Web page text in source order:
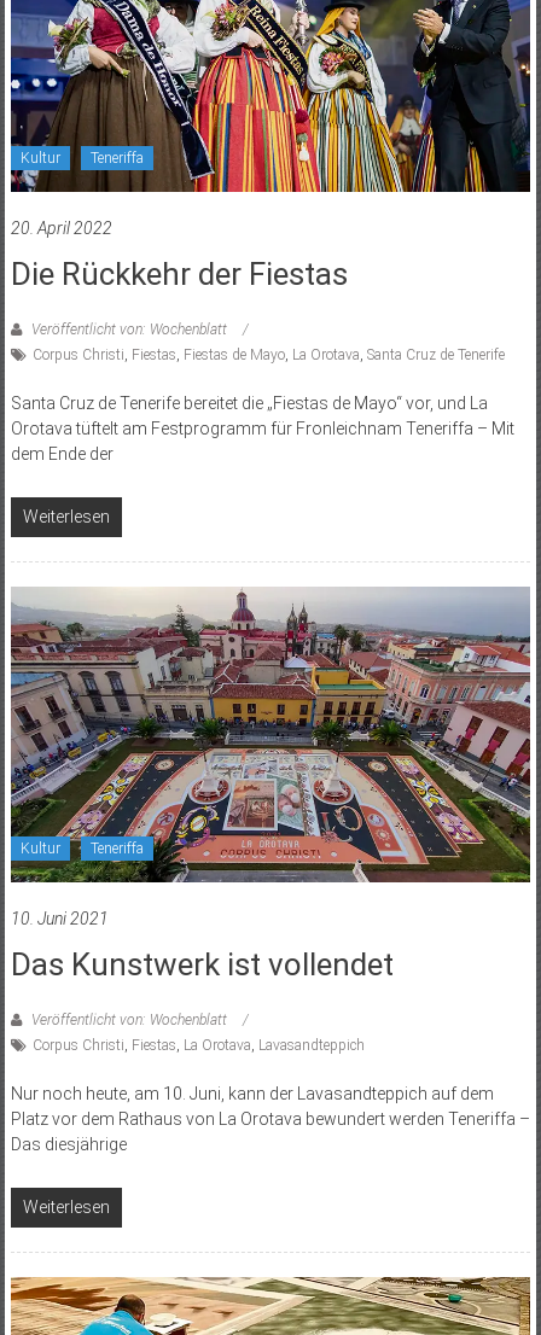
Kultur Teneriffa
20. April 2022
Die Rückkehr der Fiestas
Veröffentlicht von: Wochenblatt
Corpus Christi Fiestas Fiestas de Mayo, La Orotava Santa Cruz de Tenerife
Santa Cruz de Tenerife bereitet die „Fiestas de Mayo“ vor, und La
Orotava tüftelt am Festprogramm für Fronleichnam Teneriffa – Mit
dem Ende der
Weiterlesen
Kultur Teneriffa
10. Juni 2021
Das Kunstwerk ist vollendet
Veröffentlicht von: Wochenblatt
Corpus Christi, Fiestas, La Orotava, Lavasandteppich
Nur noch heute, am 10. Juni, kann der Lavasandteppich auf dem
Platz vor dem Rathaus von La Orotava bewundert werden Teneriffa –
Das diesjährige
Weiterlesen